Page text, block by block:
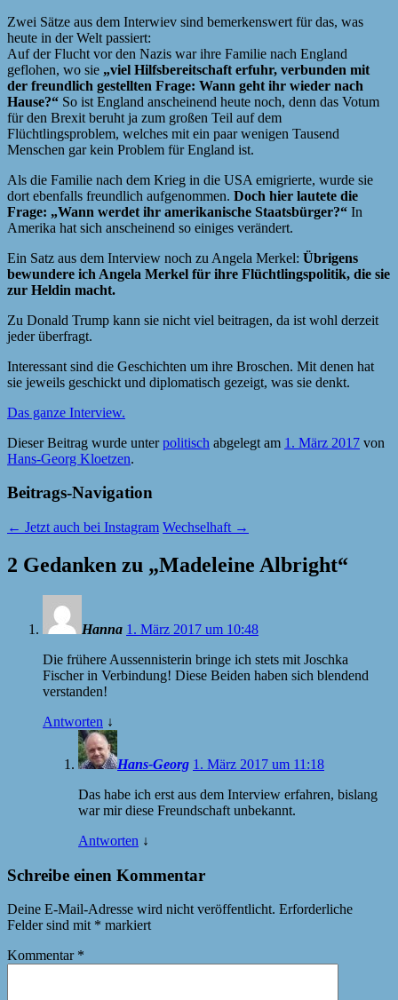
Zwei Sätze aus dem Interwiev sind bemerkenswert für das, was
heute in der Welt passiert:
Auf der Flucht vor den Nazis war ihre Familie nach England
geflohen, wo sie „viel Hilfsbereitschaft erfuhr, verbunden mit
der freundlich gestellten Frage: Wann geht ihr wieder nach
Hause?“ So ist England anscheinend heute noch, denn das Votum
für den Brexit beruht ja zum großen Teil auf dem
Flüchtlingsproblem, welches mit ein paar wenigen Tausend
Menschen gar kein Problem für England ist.
Als die Familie nach dem Krieg in die USA emigrierte, wurde sie
dort ebenfalls freundlich aufgenommen. Doch hier lautete die
Frage: „Wann werdet ihr amerikanische Staatsbürger?“ In
Amerika hat sich anscheinend so einiges verändert.
Ein Satz aus dem Interview noch zu Angela Merkel: Übrigens
bewundere ich Angela Merkel für ihre Flüchtlingspolitik, die sie
zur Heldin macht.
Zu Donald Trump kann sie nicht viel beitragen, da ist wohl derzeit
jeder überfragt.
Interessant sind die Geschichten um ihre Broschen. Mit denen hat
sie jeweils geschickt und diplomatisch gezeigt, was sie denkt.
Das ganze Interview.
Dieser Beitrag wurde unterpolitisch abgelegt am 1. März 2017 von
Hans-Georg Kloetzen.
Beitrags-Navigation
← Jetzt auch bei Instagram Wechselhaft →
2 Gedanken zu „Madeleine Albright“
Hanna 1. März 2017 um 10:48
Die frühere Aussennisterin bringe ich stets mit Joschka
Fischer in Verbindung! Diese Beiden haben sich blendend
verstanden!
Antworten ↓
Hans-Georg 1. März 2017 um 11:18
Das habe ich erst aus dem Interview erfahren, bislang
war mir diese Freundschaft unbekannt.
Antworten ↓
Schreibe einen Kommentar
Deine E-Mail-Adresse wird nicht veröffentlicht. Erforderliche
Felder sind mit * markiert
Kommentar *